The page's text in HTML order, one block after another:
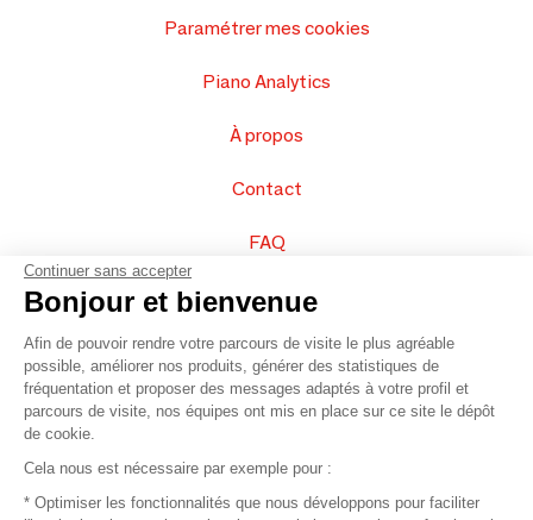
Paramétrer mes cookies
Piano Analytics
À propos
Contact
FAQ
Vendez vos produits
Plan du site
© 2016 –Organisation SAFI
Continuer sans accepter
Bonjour et bienvenue
Afin de pouvoir rendre votre parcours de visite le plus agréable
possible, améliorer nos produits, générer des statistiques de
fréquentation et proposer des messages adaptés à votre profil et
parcours de visite, nos équipes ont mis en place sur ce site le dépôt
de cookie.
Cela nous est nécessaire par exemple pour :
* Optimiser les fonctionnalités que nous développons pour faciliter